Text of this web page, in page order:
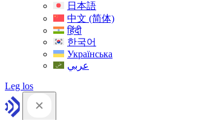
日本語
中文 (简体)
हिंदी
한국어
Українська
عربي
Leg los